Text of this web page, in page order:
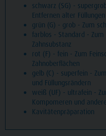
schwarz (SG) -
Entfernen alter Füllungen
grün (G) - grob - Zum
farblos - Standard -
Zahnsubstanz
rot (F) - fein - Zum
Zahnoberflächen
gelb (C) - superfein -
und Füllungsrändern
weiß (UF) - ultrafein -
Kompomeren und
Kavitätenpräparation